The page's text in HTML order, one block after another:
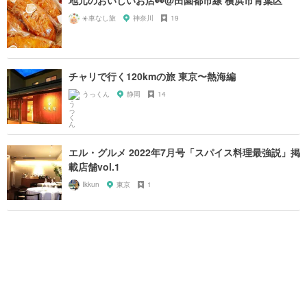
☀️車なし旅 神奈川 19
チャリで行く120kmの旅 東京〜熱海編
うっくん 静岡 14
エル・グルメ 2022年7月号「スパイス料理最強説」掲
載店舗vol.1
Ikkun 東京 1